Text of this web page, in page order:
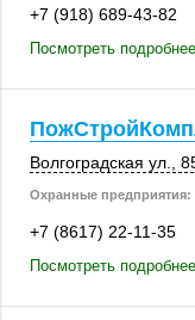
+7 (918) 689-43-82
Посмотреть
Волгоградская ул.,
Охранные предприятия:
+7 (8617) 22-11-35
Посмотреть